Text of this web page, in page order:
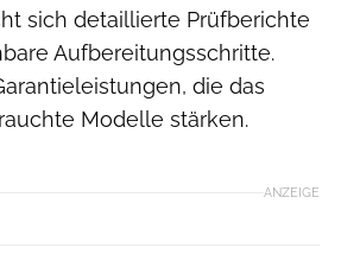
sich detaillierte Prüfberichte
Aufbereitungsschritte.
die das
Modelle stärken.
ANZEIGE